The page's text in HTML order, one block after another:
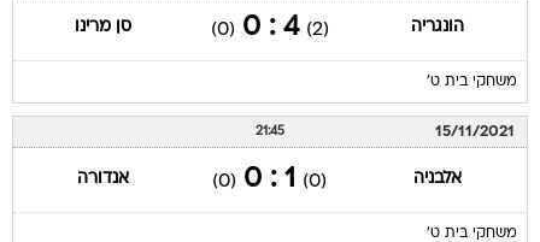
הונגריה (2)
4 : 0
(0) סן מרינו
משחקי בית ט'
15/11/2021
21:45
אלבניה (0)
1 : 0
(0) אנדורה
משחקי בית ט'